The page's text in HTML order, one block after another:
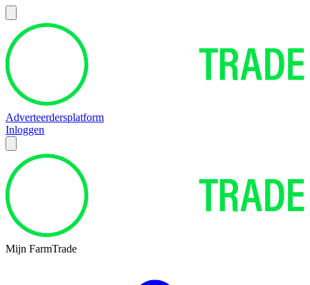
Adverteerdersplatform
Inloggen
Mijn FarmTrade